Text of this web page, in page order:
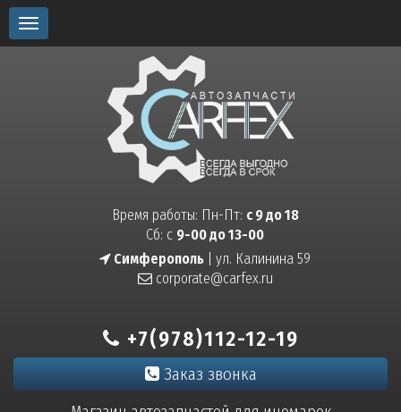
Toggle
navigation
Время работы: Пн-Пт: с 9 до 18
Сб: с 9-00 до 13-00
Симферополь | ул. Калинина 59
corporate@carfex.ru
+7(978)112-12-19
Заказ звонка